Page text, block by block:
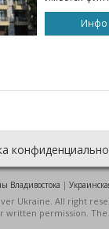
Инфо
Владивостока |
Ukraine. All right
permission. The